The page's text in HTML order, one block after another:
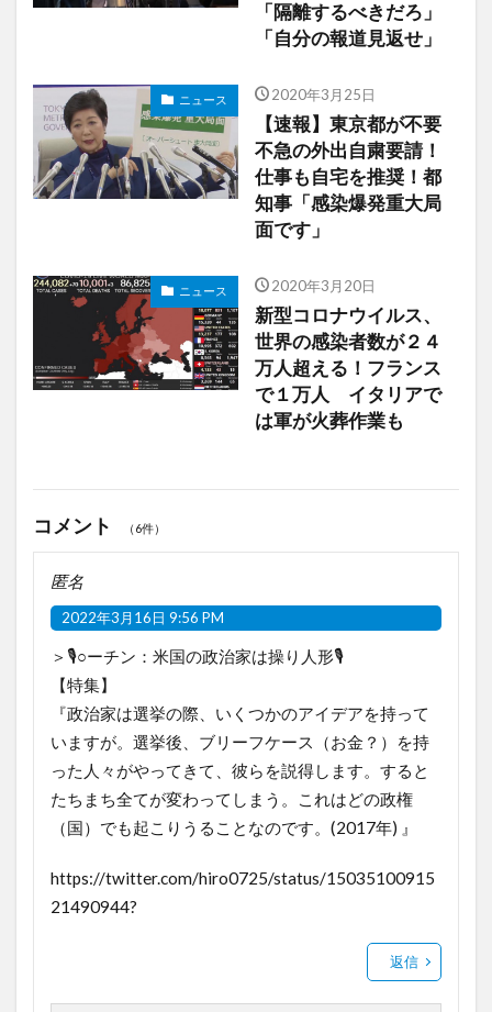
「隔離するべきだろ」
「自分の報道見返せ」
ニュース 2020年3月25日
【速報】東京都が不要
不急の外出自粛要請！
仕事も自宅を推奨！都
知事「感染爆発重大局
面です」
ニュース 2020年3月20日
新型コロナウイルス、
世界の感染者数が２４
万人超える！フランス
で１万人 イタリアで
は軍が火葬作業も
コメント （6件）
匿名
2022年3月16日 9:56 PM
＞🎙️○ーチン：米国の政治家は操り人形🎙️
【特集】
『政治家は選挙の際、いくつかのアイデアを持って
いますが。選挙後、ブリーフケース（お金？）を持
った人々がやってきて、彼らを説得します。すると
たちまち全てが変わってしまう。これはどの政権
（国）でも起こりうることなのです。(2017年) 』
https://twitter.com/hiro0725/status/15035100915
21490944?
返信